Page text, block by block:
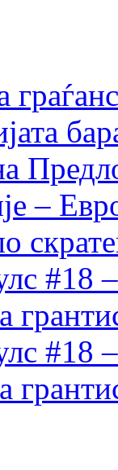
–
#18
#18